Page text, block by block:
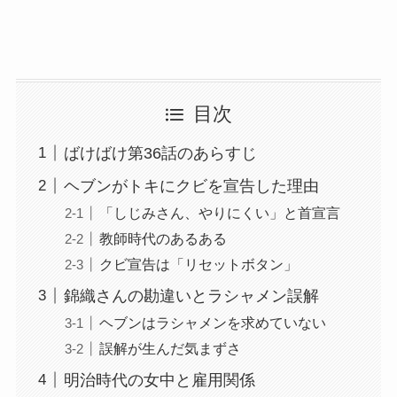
目次
ばけばけ第36話のあらすじ
ヘブンがトキにクビを宣告した理由
「しじみさん、やりにくい」と首宣言
教師時代のあるある
クビ宣告は「リセットボタン」
錦織さんの勘違いとラシャメン誤解
ヘブンはラシャメンを求めていない
誤解が生んだ気まずさ
明治時代の女中と雇用関係